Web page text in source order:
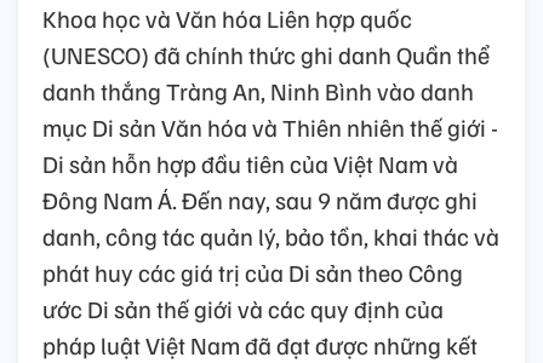
Khoa học và Văn hóa Liên hợp quốc
(UNESCO) đã chính thức ghi danh Quần thể
danh thắng Tràng An, Ninh Bình vào danh
mục Di sản Văn hóa và Thiên nhiên thế giới -
Di sản hỗn hợp đầu tiên của Việt Nam và
Đông Nam Á. Đến nay, sau 9 năm được ghi
danh, công tác quản lý, bảo tồn, khai thác và
phát huy các giá trị của Di sản theo Công
ước Di sản thế giới và các quy định của
pháp luật Việt Nam đã đạt được những kết